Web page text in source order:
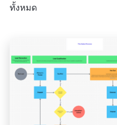
ทั้งหมด